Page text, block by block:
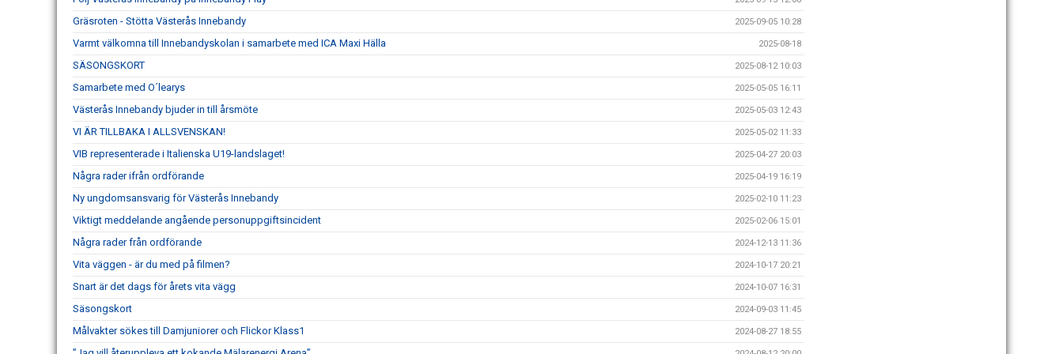
Gräsroten - Stötta Västerås Innebandy 2025-09-05 10:28
Varmt välkomna till Innebandyskolan i samarbete med ICA Maxi Hälla 2025-08-18
SÄSONGSKORT 2025-08-12 10:03
Samarbete med O´learys 2025-05-05 16:11
Västerås Innebandy bjuder in till årsmöte 2025-05-03 12:43
VI ÄR TILLBAKA I ALLSVENSKAN! 2025-05-02 11:33
VIB representerade i Italienska U19-landslaget! 2025-04-27 20:03
Några rader ifrån ordförande 2025-04-19 16:19
Ny ungdomsansvarig för Västerås Innebandy 2025-02-10 11:23
Viktigt meddelande angående personuppgiftsincident 2025-02-06 15:01
Några rader från ordförande 2024-12-13 11:36
Vita väggen - är du med på filmen? 2024-10-17 20:21
Snart är det dags för årets vita vägg 2024-10-07 16:31
Säsongskort 2024-09-03 11:45
Målvakter sökes till Damjuniorer och Flickor Klass1 2024-08-27 18:55